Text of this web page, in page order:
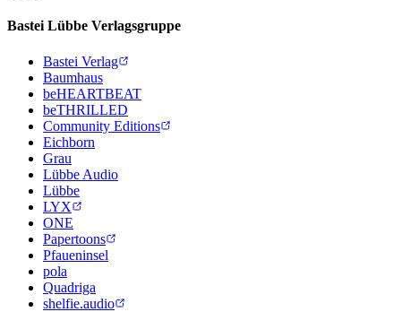
Bastei Lübbe Verlagsgruppe
Bastei Verlag
Baumhaus
beHEARTBEAT
beTHRILLED
Community Editions
Eichborn
Grau
Lübbe Audio
Lübbe
LYX
ONE
Papertoons
Pfaueninsel
pola
Quadriga
shelfie.audio